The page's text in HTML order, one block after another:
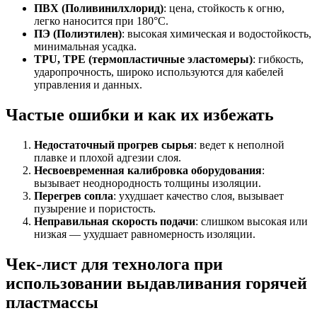
ПВХ (Поливинилхлорид): цена, стойкость к огню,
легко наносится при 180°C.
ПЭ (Полиэтилен): высокая химическая и водостойкость,
минимальная усадка.
TPU, TPE (термопластичные эластомеры): гибкость,
ударопрочность, широко используются для кабелей
управления и данных.
Частые ошибки и как их избежать
Недостаточный прогрев сырья: ведет к неполной
плавке и плохой адгезии слоя.
Несвоевременная калибровка оборудования:
вызывает неоднородность толщины изоляции.
Перегрев сопла: ухудшает качество слоя, вызывает
пузырение и пористость.
Неправильная скорость подачи: слишком высокая или
низкая — ухудшает равномерность изоляции.
Чек-лист для технолога при
использовании выдавливания горячей
пластмассы